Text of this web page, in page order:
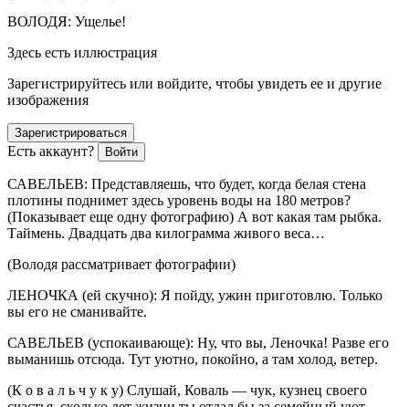
ВОЛОДЯ: Ущелье!
Здесь есть иллюстрация
Зарегистрируйтесь или войдите, чтобы увидеть ее и другие
изображения
Зарегистрироваться
Есть аккаунт? Войти
САВЕЛЬЕВ: Представляешь, что будет, когда белая стена
плотины поднимет здесь уровень воды на 180 метров?
(Показывает еще одну фотографию) А вот какая там рыбка.
Таймень. Двадцать два килограмма живого веса…
(Володя рассматривает фотографии)
ЛЕНОЧКА (ей скучно): Я пойду, ужин приготовлю. Только
вы его не сманивайте.
САВЕЛЬЕВ (успокаивающе): Ну, что вы, Леночка! Разве его
выманишь отсюда. Тут уютно, покойно, а там холод, ветер.
(К о в а л ь ч у к у) Слушай, Коваль — чук, кузнец своего